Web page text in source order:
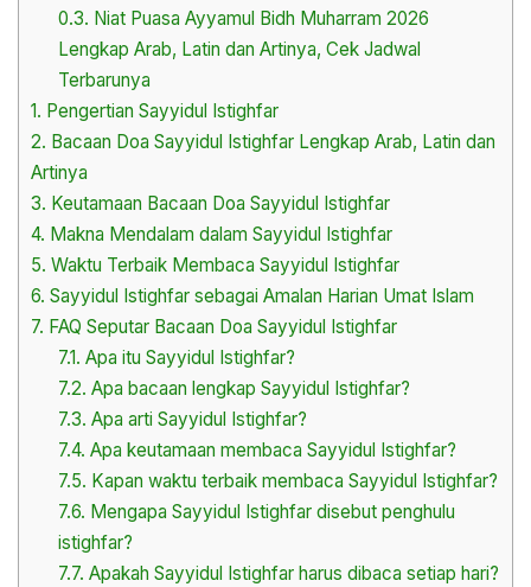
0.3. Niat Puasa Ayyamul Bidh Muharram 2026
Lengkap Arab, Latin dan Artinya, Cek Jadwal
Terbarunya
1. Pengertian Sayyidul Istighfar
2. Bacaan Doa Sayyidul Istighfar Lengkap Arab, Latin dan
Artinya
3. Keutamaan Bacaan Doa Sayyidul Istighfar
4. Makna Mendalam dalam Sayyidul Istighfar
5. Waktu Terbaik Membaca Sayyidul Istighfar
6. Sayyidul Istighfar sebagai Amalan Harian Umat Islam
7. FAQ Seputar Bacaan Doa Sayyidul Istighfar
7.1. Apa itu Sayyidul Istighfar?
7.2. Apa bacaan lengkap Sayyidul Istighfar?
7.3. Apa arti Sayyidul Istighfar?
7.4. Apa keutamaan membaca Sayyidul Istighfar?
7.5. Kapan waktu terbaik membaca Sayyidul Istighfar?
7.6. Mengapa Sayyidul Istighfar disebut penghulu
istighfar?
7.7. Apakah Sayyidul Istighfar harus dibaca setiap hari?